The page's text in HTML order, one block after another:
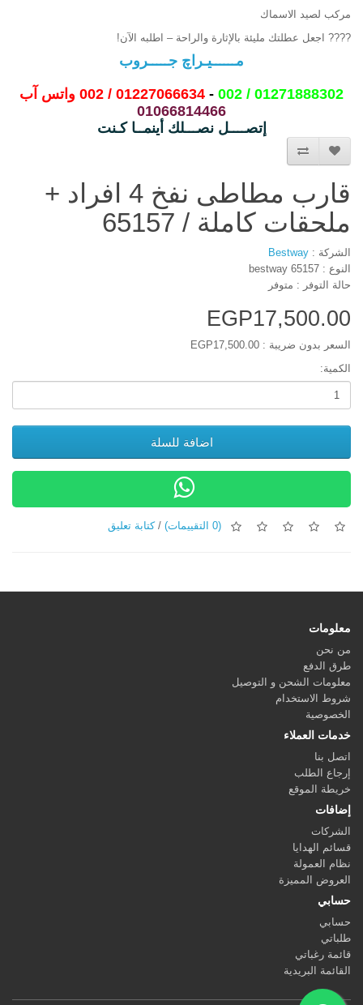
مركب لصيد الاسماك
???? اجعل عطلتك مليئة بالإثارة والراحة – اطلبه الآن!
مــــــيـراچ جـــــروب
01271888302 / 002
- 01227066634 / 002 واتس آب
01066814466
إتصــــل نصـــلك أينمــا كـنت
قارب مطاطى نفخ 4 افراد +
ملحقات كاملة / 65157
الشركة : Bestway
النوع : bestway 65157
حالة التوفر : متوفر
EGP17,500.00
السعر بدون ضريبة : EGP17,500.00
الكمية:
اضافة للسلة
(0 التقييمات) /كتابة تعليق
معلومات
من نحن
طرق الدفع
معلومات الشحن و التوصيل
شروط الاستخدام
الخصوصية
خدمات العملاء
اتصل بنا
إرجاع الطلب
خريطة الموقع
إضافات
الشركات
قسائم الهدايا
نظام العمولة
العروض المميزة
حسابي
حسابي
طلباتي
قائمة رغباتي
القائمة البريدية